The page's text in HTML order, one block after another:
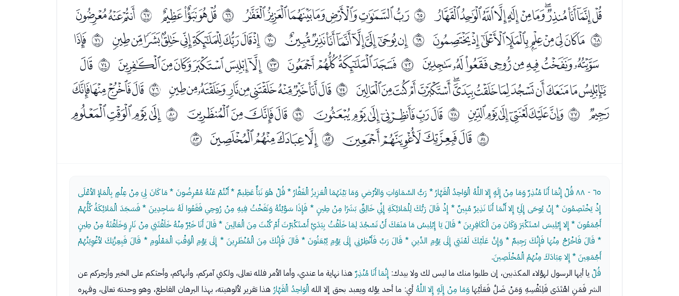
ﭪﭫﭬﭭﭮﭯﭰﭱﭲﭳﭴﭵ ﱀﭷﭸﭹﭺﭻﭼﭽ ﱁ ﭿﮀﮁﮂ ﱂ ﮄﮅﮆ
ﱃ ﮈﮉﮊﮋﮌﮍﮎﮏﮐ ﱄﮒﮓﮔﮕﮖﮗﮘﮙ ﱅﮛﮜﮝﮞﮟﮠﮡﮢﮣ ﱆ ﮥ
ﮦﮧﮨﮩﮪﮫﮬﮭ ﱇﮯﮰﮱﯓ ﱈﯕﯖﯗﯘﯙﯚ ﱉ ﯜ
ﯝﯞﯟﯠﯡﯢﯣﯤﯥﯦﯧﯨﯩﯪ ﱊﯬﯭﯮﯯﯰﯱﯲﯳﯴﯵ ﱋﯷﯸﯹﯺ
ﯻ ﱌﯽﯾﯿﰀﰁﰂ ﱍ ﰄﰅﰆﰇﰈﰉ ﱎﰋﰌﰍﰎ ﱏﰐﰑﰒﰓ
ﱐ ﰕﰖﰗﰘ ﱑﰚﰛﰜﰝ ﱒ
٦٥ - ٨٨
قُلْ إِنَّمَا أَنَا مُنْذِرٌ وَمَا مِنْ إِلَهٍ إِلا اللَّهُ الْوَاحِدُ الْقَهَّارُ * رَبُّ السَّمَاوَاتِ وَالأرْضِ وَمَا بَيْنَهُمَا الْعَزِيزُ الْغَفَّارُ * قُلْ هُوَ نَبَأٌ عَظِيمٌ * أَنْتُمْ عَنْهُ مُعْرِضُونَ * مَا كَانَ لِيَ مِنْ عِلْمٍ بِالْمَلإ الأعْلَى
إِذْ يَخْتَصِمُونَ * إِنْ يُوحَى إِلَيَّ إِلا أَنَّمَا أَنَا نَذِيرٌ مُبِينٌ * إِذْ قَالَ رَبُّكَ لِلْمَلائِكَةِ إِنِّي خَالِقٌ بَشَرًا مِنْ طِينٍ * فَإِذَا سَوَّيْتُهُ وَنَفَخْتُ فِيهِ مِنْ رُوحِي فَقَعُوا لَهُ سَاجِدِينَ * فَسَجَدَ الْمَلائِكَةُ كُلُّهُمْ
أَجْمَعُونَ * إِلا إِبْلِيسَ اسْتَكْبَرَ وَكَانَ مِنَ الْكَافِرِينَ * قَالَ يَا إِبْلِيسُ مَا مَنَعَكَ أَنْ تَسْجُدَ لِمَا خَلَقْتُ بِيَدَيَّ أَسْتَكْبَرْتَ أَمْ كُنْتَ مِنَ الْعَالِينَ * قَالَ أَنَا خَيْرٌ مِنْهُ خَلَقْتَنِي مِنْ نَارٍ وَخَلَقْتَهُ مِنْ طِينٍ
* قَالَ فَاخْرُجْ مِنْهَا فَإِنَّكَ رَجِيمٌ * وَإِنَّ عَلَيْكَ لَعْنَتِي إِلَى يَوْمِ الدِّينِ * قَالَ رَبِّ فَأَنْظِرْنِي إِلَى يَوْمِ يُبْعَثُونَ * قَالَ فَإِنَّكَ مِنَ الْمُنْظَرِينَ * إِلَى يَوْمِ الْوَقْتِ الْمَعْلُومِ * قَالَ فَبِعِزَّتِكَ لأغْوِيَنَّهُمْ
أَجْمَعِينَ * إِلا عِبَادَكَ مِنْهُمُ الْمُخْلَصِينَ.
قُلْ يا أيها الرسول لهؤلاء المكذبين، إن طلبوا منك ما ليس لك ولا بيدك: إِنَّمَا أَنَا مُنْذِرٌهذا نهاية ما عندي، وأما الأمر فلله تعالى، ولكني آمركم، وأنهاكم، وأحثكم على الخير وأزجركم عن
الشر فَمَنِ اهْتَدَى فَلِنَفْسِهِ وَمَنْ ضَلَّ فَعَلَيْهَا وَمَا مِنْ إِلَهٍ إِلا اللَّهُ أي: ما أحد يؤله ويعبد بحق إلا الله الْوَاحِدُ الْقَهَّارُ هذا تقرير لألوهيته، بهذا البرهان القاطع، وهو وحدته تعالى، وقهره